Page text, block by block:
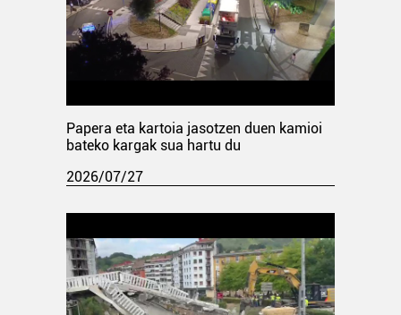
Papera eta kartoia jasotzen duen kamioi
bateko kargak sua hartu du
2026/07/27